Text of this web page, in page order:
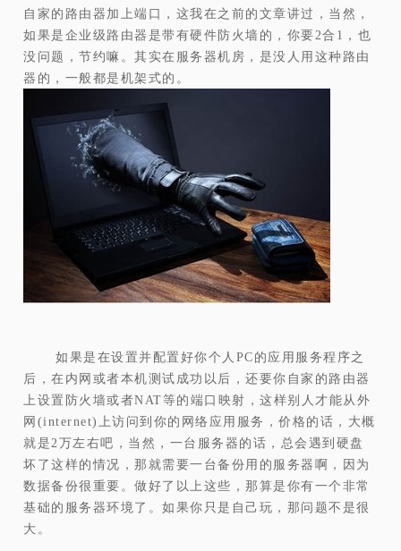
自家的路由器加上端口，这我在之前的文章讲过，当然，
如果是企业级路由器是带有硬件防火墙的，你要2合1，也
没问题，节约嘛。其实在服务器机房，是没人用这种路由
器的，一般都是机架式的。
如果是在设置并配置好你个人PC的应用服务程序之
后，在内网或者本机测试成功以后，还要你自家的路由器
上设置防火墙或者NAT等的端口映射，这样别人才能从外
网(internet)上访问到你的网络应用服务，价格的话，大概
就是2万左右吧，当然，一台服务器的话，总会遇到硬盘
坏了这样的情况，那就需要一台备份用的服务器啊，因为
数据备份很重要。做好了以上这些，那算是你有一个非常
基础的服务器环境了。如果你只是自己玩，那问题不是很
大。